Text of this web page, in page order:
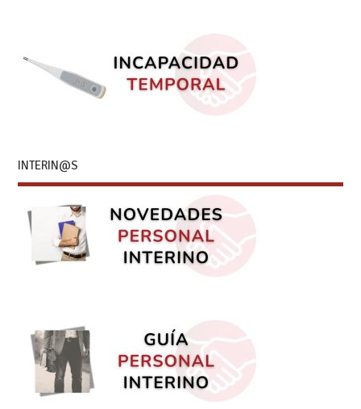
INTERIN@S